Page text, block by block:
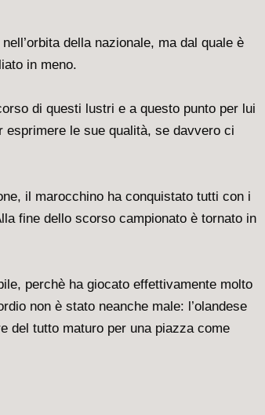
della nazionale, ma dal quale è
in meno.
di questi lustri e a questo punto per lui
esprimere le sue qualità, se davvero ci
il marocchino ha conquistato tutti con i
fine dello scorso campionato è tornato in
perchè ha giocato effettivamente molto
non è stato neanche male: l’olandese
del tutto maturo per una piazza come